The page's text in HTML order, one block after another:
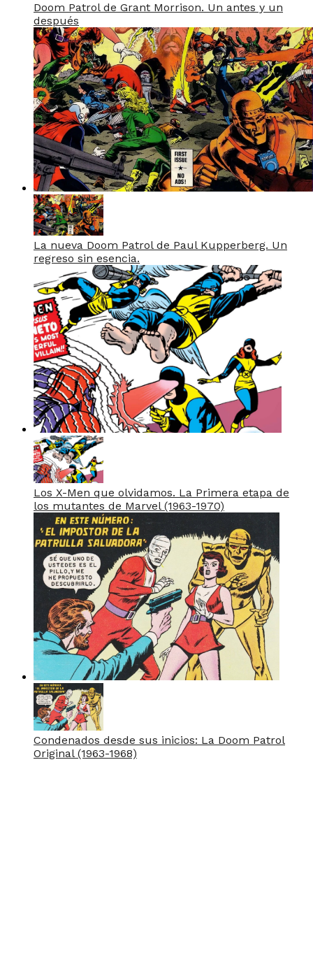
Doom Patrol de Grant Morrison. Un antes y un
después
La nueva Doom Patrol de Paul Kupperberg. Un
regreso sin esencia.
Los X-Men que olvidamos. La Primera etapa de
los mutantes de Marvel (1963-1970)
Condenados desde sus inicios: La Doom Patrol
Original (1963-1968)